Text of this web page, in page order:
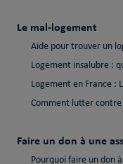
Le mal-logement
Aide pour trouver un
Logement insalubre :
Logement en France :
Comment lutter
Faire un don à une
Pourquoi faire un don